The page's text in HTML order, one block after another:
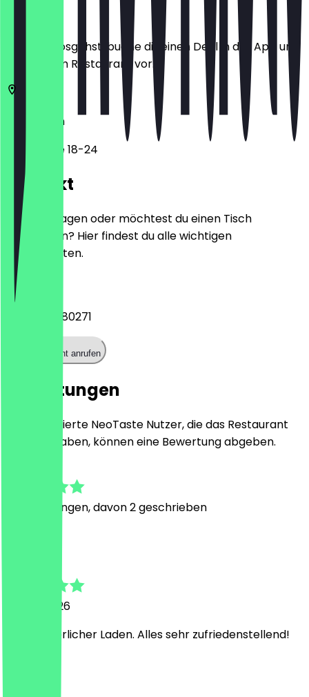
Bevor du losgehst, buche dir einen Deal in der App und
zeige ihn im Restaurant vor.
Berlin
Triftstraße 18-24
Kontakt
Hast du Fragen oder möchtest du einen Tisch
reservieren? Hier findest du alle wichtigen
Kontaktdaten.
Telefon
+493047480271
Restaurant anrufen
Bewertungen
Nur registrierte NeoTaste Nutzer, die das Restaurant
besucht haben, können eine Bewertung abgeben.
Bewertungen, davon 2 geschrieben
21. Juni 2026
Kleiner, zierlicher Laden. Alles sehr zufriedenstellend!